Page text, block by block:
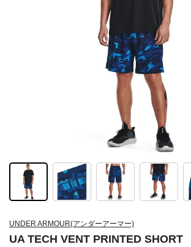
UNDER ARMOUR(アンダーアーマー)
UA TECH VENT PRINTED SHORT